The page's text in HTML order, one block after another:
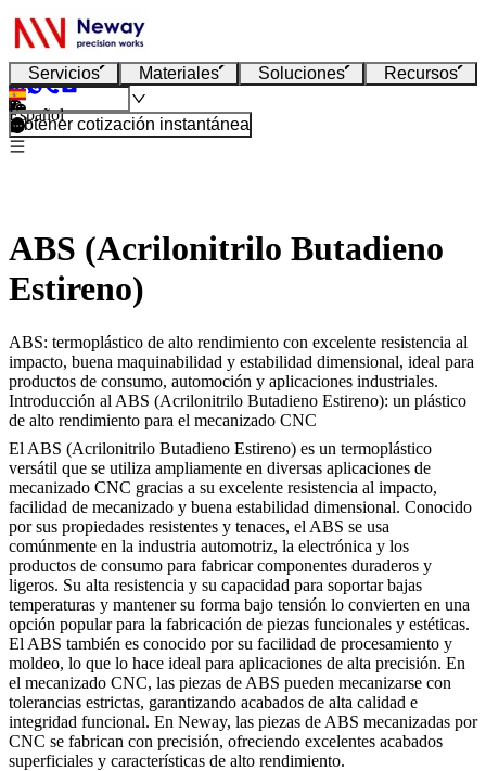
Servicios Materiales Soluciones Recursos
Español
Obtener cotización instantánea
ABS (Acrilonitrilo Butadieno
Estireno)
ABS: termoplástico de alto rendimiento con excelente resistencia al
impacto, buena maquinabilidad y estabilidad dimensional, ideal para
productos de consumo, automoción y aplicaciones industriales.
Introducción al ABS (Acrilonitrilo Butadieno Estireno): un plástico
de alto rendimiento para el mecanizado CNC
El ABS (Acrilonitrilo Butadieno Estireno) es un termoplástico
versátil que se utiliza ampliamente en diversas aplicaciones de
mecanizado CNC gracias a su excelente resistencia al impacto,
facilidad de mecanizado y buena estabilidad dimensional. Conocido
por sus propiedades resistentes y tenaces, el ABS se usa
comúnmente en la industria automotriz, la electrónica y los
productos de consumo para fabricar componentes duraderos y
ligeros. Su alta resistencia y su capacidad para soportar bajas
temperaturas y mantener su forma bajo tensión lo convierten en una
opción popular para la fabricación de piezas funcionales y estéticas.
El ABS también es conocido por su facilidad de procesamiento y
moldeo, lo que lo hace ideal para aplicaciones de alta precisión. En
el mecanizado CNC, las piezas de ABS pueden mecanizarse con
tolerancias estrictas, garantizando acabados de alta calidad e
integridad funcional. En Neway, las piezas de ABS mecanizadas por
CNC se fabrican con precisión, ofreciendo excelentes acabados
superficiales y características de alto rendimiento.